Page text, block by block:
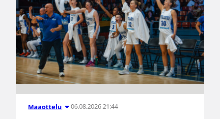
Maaottelu 06.08.2026 21:44